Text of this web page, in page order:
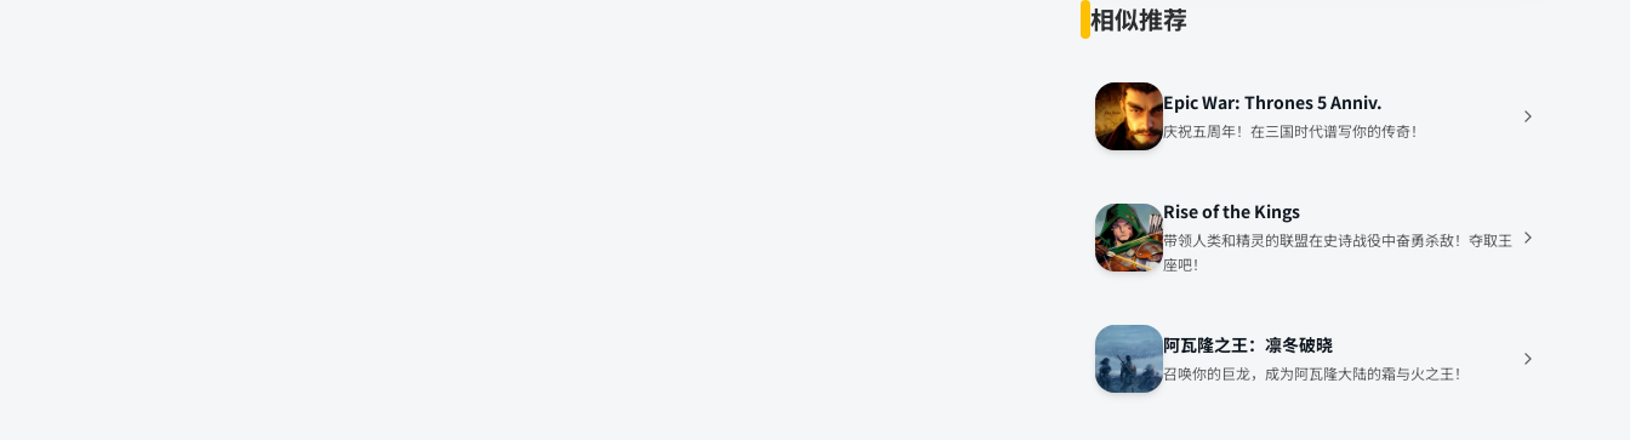
相似推荐
Epic War: Thrones 5 Anniv.
庆祝五周年！在三国时代谱写你的传奇！
Rise of the Kings
带领人类和精灵的联盟在史诗战役中奋勇杀敌！夺取王
座吧！
阿瓦隆之王：凛冬破晓
召唤你的巨龙，成为阿瓦隆大陆的霜与火之王！